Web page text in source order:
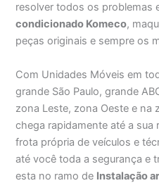
resolver todos os problemas
condicionado Komeco,
peças originais e sempre os
Com Unidades Móveis em
grande São Paulo, grande
zona Leste, zona Oeste e na
chega rapidamente até a sua
frota própria de veículos e
até você toda a segurança e
esta no ramo de Instalação